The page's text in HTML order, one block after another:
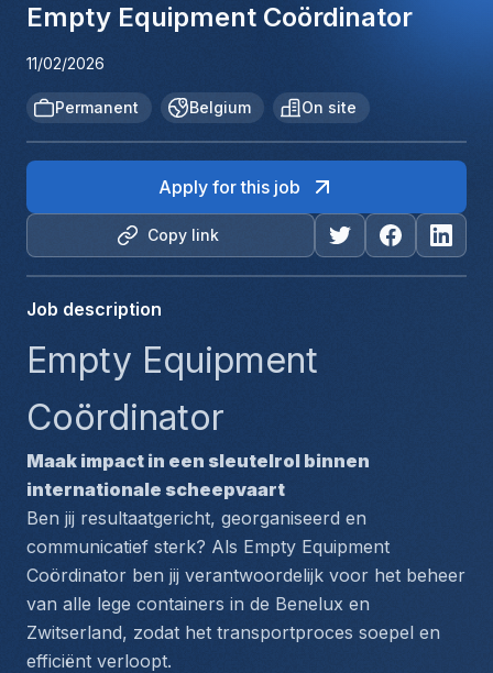
Empty Equipment Coördinator
11/02/2026
Permanent Belgium On site
Copy link
Apply for this job
Job description
Empty Equipment
Coördinator
Maak impact in een sleutelrol binnen
internationale scheepvaart
Ben jij resultaatgericht, georganiseerd en
communicatief sterk? Als Empty Equipment
Coördinator ben jij verantwoordelijk voor het beheer
van alle lege containers in de Benelux en
Zwitserland, zodat het transportproces soepel en
efficiënt verloopt.